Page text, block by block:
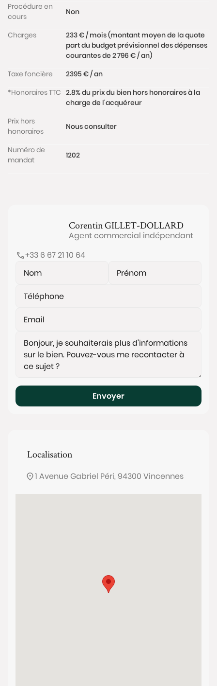
commerces, de nombreuses écoles publiques
comme privées, la Mairie, le Château de Vincennes,
ses espaces verts (le Bois de Vincennes, le cours
Marigny, le parc Floral) et les transports en commun
(métro ligne 1, RER A).
Les informations sur les risques auxquels ce bien est
exposé sont disponibles sur le site
www.georisques.gouv.fr
Procédure en
cours
Non
Charges
233 € / mois (montant moyen de la quote
part du budget prévisionnel des dépenses
courantes de 2 796 € / an)
Taxe foncière
2395 € / an
*Honoraires TTC 2.8% du prix du bien hors honoraires à la
charge de l'acquéreur
Prix hors
honoraires
Nous consulter
Numéro de
mandat
1202
CorentinGILLET-DOLLARD
Agent commercial indépendant
+33 6 67 21 10 64
Envoyer
Localisation
1 Avenue Gabriel Péri, 94300 Vincennes